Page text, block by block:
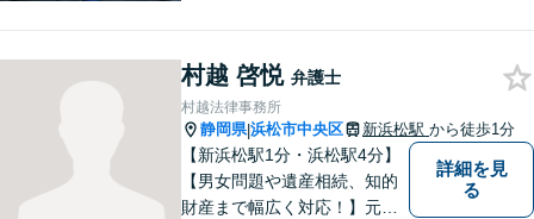
村越 啓悦 弁護士
村越法律事務所
静岡県|浜松市中央区 新浜松駅 から徒歩1分
【新浜松駅1分・浜松駅4分】
【男女問題や遺産相続、知的
財産まで幅広く対応！】元裁
詳細を見
る